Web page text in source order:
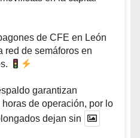
de CFE en León
red de semáforos en
garantizan
de operación, por lo
dejan sin